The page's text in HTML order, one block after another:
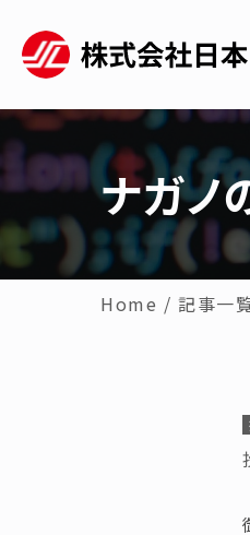
ナガノ
Home /記事一